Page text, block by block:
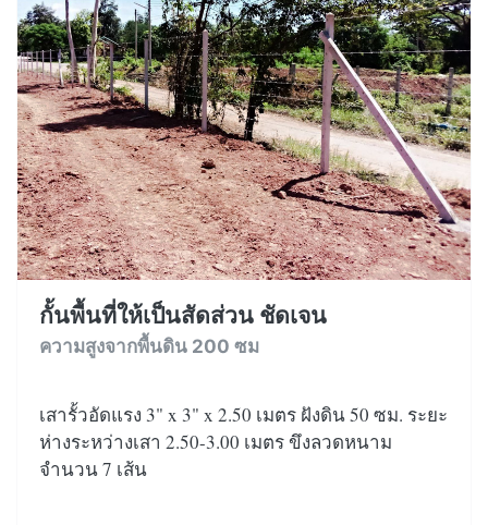
กั้นพื้นที่ให้เป็นสัดส่วน ชัดเจน
ความสูงจากพื้นดิน 200 ซม
เสารั้วอัดแรง 3" x 3" x 2.50 เมตร ฝังดิน 50 ซม. ระยะ
ห่างระหว่างเสา 2.50-3.00 เมตร ขึงลวดหนาม
จำนวน 7 เส้น